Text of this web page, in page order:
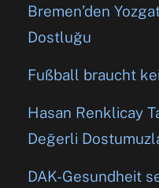
Bremen’den
Dostluğu
Fußball braucht
Hasan Renklicay
Değerli
DAK-Gesundheit